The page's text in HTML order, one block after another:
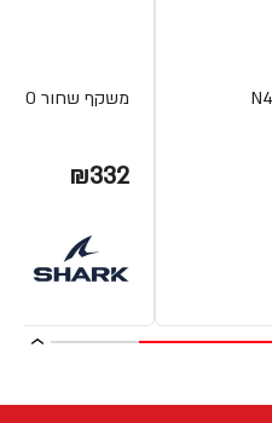
משקף שחור CITYCRUISER VZ260 מבית SHARK
₪332